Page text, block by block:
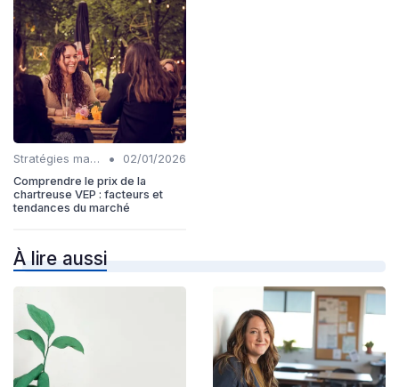
Stratégies marketing •
02/01/2026
Comprendre le prix de la
chartreuse VEP : facteurs et
tendances du marché
À lire aussi